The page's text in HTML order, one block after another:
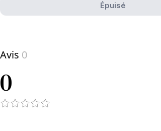
Épuisé
Avis 0
0